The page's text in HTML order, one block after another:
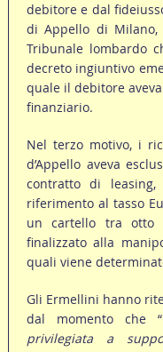
debitore e dal
di Appello di Milano,
Tribunale lombardo
decreto ingiuntivo
quale il debitore
finanziario.
Nel terzo motivo, i
d’Appello aveva
contratto di
riferimento al tasso
un cartello tra otto
finalizzato alla
quali viene
Gli Ermellini hanno
dal momento che “
privilegiata a